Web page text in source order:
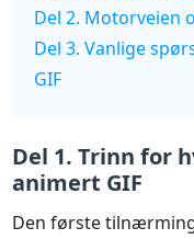
Del 2. Motorveien
Del 3. Vanlige
GIF
Del 1. Trinn for
animert GIF
Den første